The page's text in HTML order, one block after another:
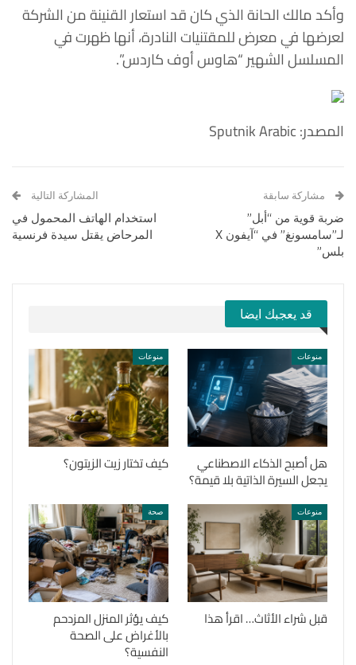
وأكد مالك الحانة الذي كان قد استعار القنينة من الشركة
لعرضها في معرض للمقتنيات النادرة، أنها ظهرت في
المسلسل الشهير “هاوس أوف كاردس”.
المصدر: Sputnik Arabic
مشاركة سابقة
ضربة قوية من “أبل”
لـ”سامسونغ” في “آيفون X
بلس”
المشاركة التالية
استخدام الهاتف المحمول في
المرحاض يقتل سيدة فرنسية
قد يعجبك ايضا
منوعات
هل أصبح الذكاء الاصطناعي
يجعل السيرة الذاتية بلا قيمة؟
منوعات
كيف تختار زيت الزيتون؟
منوعات
قبل شراء الأثاث… اقرأ هذا
صحة
كيف يؤثر المنزل المزدحم
بالأغراض على الصحة
النفسية؟